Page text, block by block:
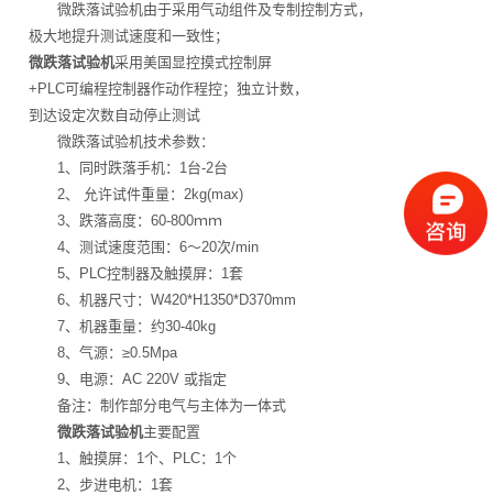
微跌落试验机由于采用气动组件及专制控制方式，
极大地提升测试速度和一致性；
微跌落试验机采用美国显控摸式控制屏
+PLC可编程控制器作动作程控；独立计数，
到达设定次数自动停止测试
微跌落试验机技术参数：
1、同时跌落手机：1台-2台
2、 允许试件重量：2kg(max)
3、跌落高度：60-800ｍｍ
4、测试速度范围：6～20次/min
5、PLC控制器及触摸屏：1套
6、机器尺寸：W420*H1350*D370mm
7、机器重量：约30-40kg
8、气源：≥0.5Mpa
9、电源：AC 220V 或指定
备注：制作部分电气与主体为一体式
微跌落试验机主要配置
1、触摸屏：1个、PLC：1个
2、步进电机：1套